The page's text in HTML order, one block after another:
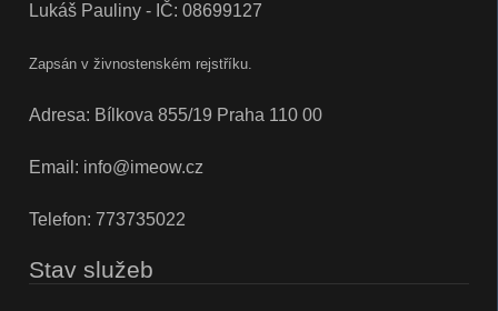
Lukáš Pauliny - IČ: 08699127
Zapsán v živnostenském rejstříku.
Adresa: Bílkova 855/19 Praha 110 00
Email: info@imeow.cz
Telefon: 773735022
Stav služeb